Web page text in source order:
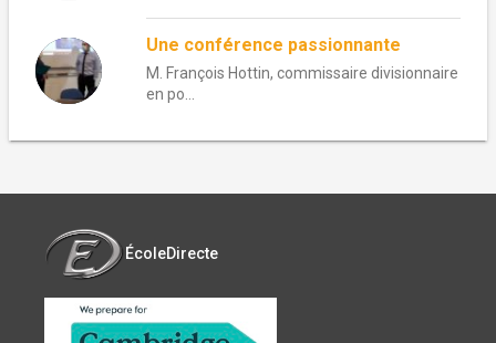
Une conférence passionnante
M. François Hottin, commissaire divisionnaire
en po...
ÉcoleDirecte